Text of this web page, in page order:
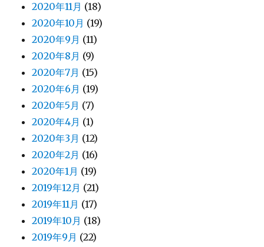
2020年11月 (18)
2020年10月 (19)
2020年9月 (11)
2020年8月 (9)
2020年7月 (15)
2020年6月 (19)
2020年5月 (7)
2020年4月 (1)
2020年3月 (12)
2020年2月 (16)
2020年1月 (19)
2019年12月 (21)
2019年11月 (17)
2019年10月 (18)
2019年9月 (22)